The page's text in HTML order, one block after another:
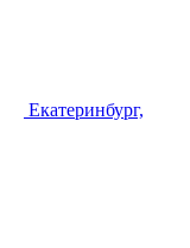
Екатеринбург,